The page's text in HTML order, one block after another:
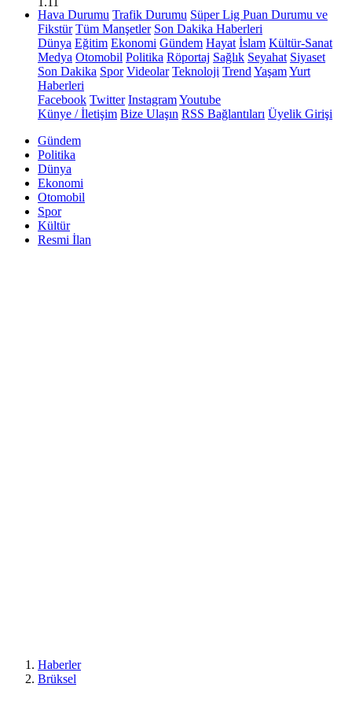
Hava Durumu Trafik Durumu Süper Lig Puan Durumu ve
Fikstür Tüm Manşetler Son Dakika Haberleri
Dünya Eğitim Ekonomi Gündem Hayat İslam Kültür-Sanat
Medya Otomobil Politika Röportaj Sağlık Seyahat Siyaset
Son Dakika Spor Videolar Teknoloji Trend YaşamYurt
Haberleri
Facebook Twitter InstagramYoutube
Künye / İletişim Bize Ulaşın RSS Bağlantıları Üyelik Girişi
Gündem
Politika
Dünya
Ekonomi
Otomobil
Spor
Kültür
Resmi İlan
Haberler
Brüksel